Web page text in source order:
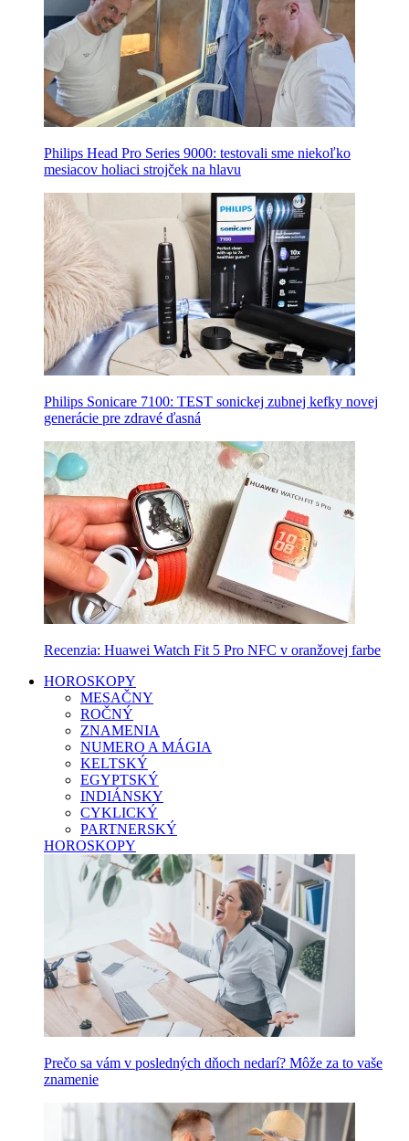
Philips Head Pro Series 9000: testovali sme niekoľko
mesiacov holiaci strojček na hlavu
Philips Sonicare 7100: TEST sonickej zubnej kefky novej
generácie pre zdravé ďasná
Recenzia: Huawei Watch Fit 5 Pro NFC v oranžovej farbe
HOROSKOPY
MESAČNY
ROČNÝ
ZNAMENIA
NUMERO A MÁGIA
KELTSKÝ
EGYPTSKÝ
INDIÁNSKY
CYKLICKÝ
PARTNERSKÝ
HOROSKOPY
Prečo sa vám v posledných dňoch nedarí? Môže za to vaše
znamenie